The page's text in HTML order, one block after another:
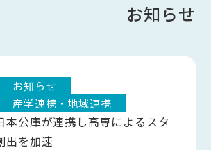
お知らせ
お知らせ
産学連携・地域連携
本公庫が連携し高専によるスタ
出を加速